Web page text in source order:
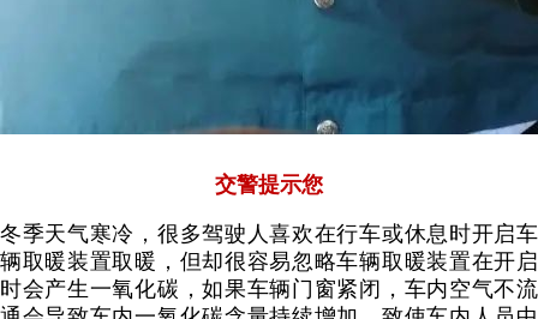
交警提示您
冬季天气寒冷，很多驾驶人喜欢在行车或休息时开启车
辆取暖装置取暖，但却很容易忽略车辆取暖装置在开启
时会产生一氧化碳，如果车辆门窗紧闭，车内空气不流